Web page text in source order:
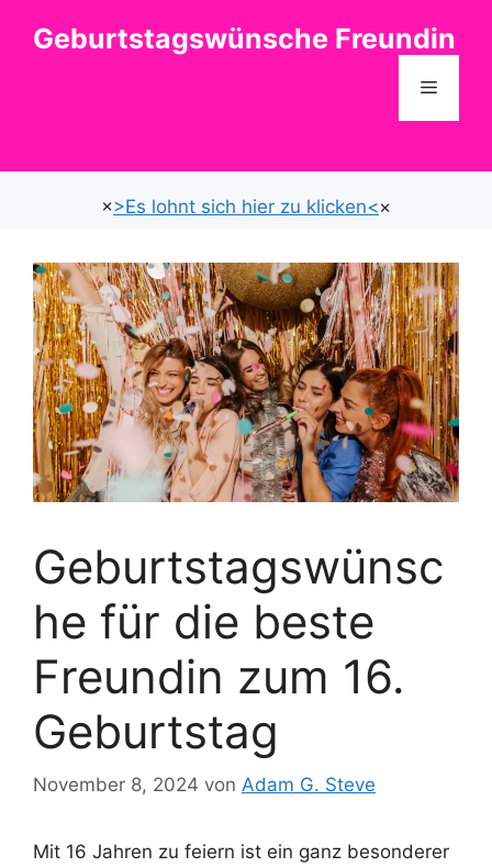
InhaltGeburtstagswünsche Freundin
Menü
×>Es lohnt sich hier zu klicken<×
Geburtstagswünsc
he für die beste
Freundin zum 16.
Geburtstag
November 8, 2024 von Adam G. Steve
Mit 16 Jahren zu feiern ist ein ganz besonderer